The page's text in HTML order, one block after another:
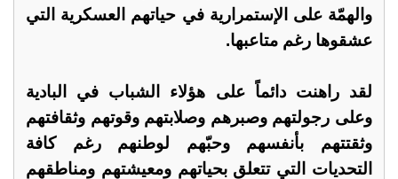
والهمّة على الإستمرارية في حياتهم العسكرية التي
عشقوها رغم متاعبها.
لقد راهنت دائماً على هؤلاء الشباب في البادية
وعلى رجولتهم وصبرهم وصلابتهم وقوتهم وثقافتهم
وثقتتهم بأنفسهم وحبّهم لوطنهم رغم كافة
التحديات التي تتعلق بحياتهم ومعيشتهم ومناطقهم